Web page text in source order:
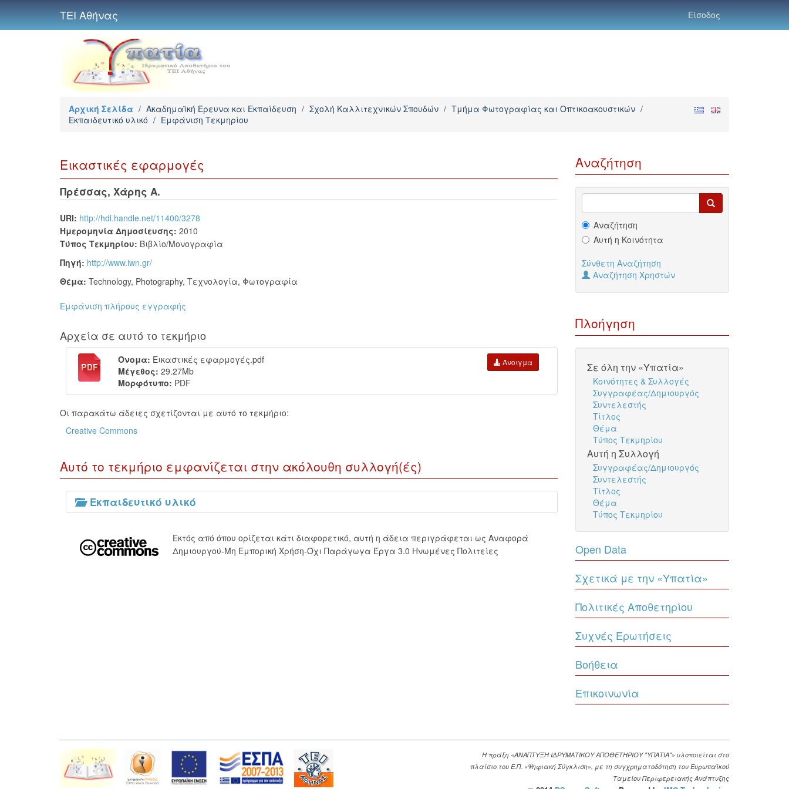
ΤΕΙ Αθήνας Είσοδος
Αρχική Σελίδα / Ακαδημαϊκή Έρευνα και Εκπαίδευση / Σχολή Καλλιτεχνικών Σπουδών / Τμήμα Φωτογραφίας και Οπτικοακουστικών /
Εκπαιδευτικό υλικό / Εμφάνιση Τεκμηρίου
Εικαστικές εφαρμογές
Πρέσσας, Χάρης Α.
URI: http://hdl.handle.net/11400/3278
Ημερομηνία Δημοσίευσης: 2010
Τύπος Τεκμηρίου: Βιβλίο/Μονογραφία
Πηγή: http://www.iwn.gr/
Θέμα: Technology, Photography, Τεχνολογία, Φωτογραφία
Εμφάνιση πλήρους εγγραφής
Αρχεία σε αυτό το τεκμήριο
Όνομα: Εικαστικές εφαρμογές.pdf
Μέγεθος: 29.27Mb
Μορφότυπο: PDF
Άνοιγμα
Οι παρακάτω άδειες σχετίζονται με αυτό το τεκμήριο:
Creative Commons
Αυτό το τεκμήριο εμφανίζεται στην ακόλουθη συλλογή(ές)
Εκπαιδευτικό υλικό
Εκτός από όπου ορίζεται κάτι διαφορετικό, αυτή η άδεια περιγράφεται ως Αναφορά
Δημιουργού-Μη Εμπορική Χρήση-Όχι Παράγωγα Έργα 3.0 Ηνωμένες Πολιτείες
Αναζήτηση
Αναζήτηση
Αυτή η Κοινότητα
Σύνθετη Αναζήτηση
Αναζήτηση Χρηστών
Πλοήγηση
Σε όλη την «Υπατία»
Κοινότητες & Συλλογές
Συγγραφέας/Δημιουργός
Συντελεστής
Τίτλος
Θέμα
Τύπος Τεκμηρίου
Αυτή η Συλλογή
Συγγραφέας/Δημιουργός
Συντελεστής
Τίτλος
Θέμα
Τύπος Τεκμηρίου
Open Data
Σχετικά με την «Υπατία»
Πολιτικές Αποθετηρίου
Συχνές Ερωτήσεις
Βοήθεια
Επικοινωνία
Η πράξη «ΑΝΑΠΤΥΞΗ ΙΔΡΥΜΑΤΙΚΟΥ ΑΠΟΘΕΤΗΡΙΟΥ "ΥΠΑΤΙΑ"» υλοποιείται στο
πλαίσιο του Ε.Π. «Ψηφιακή Σύγκλιση», με τη συγχρηματοδότηση του Ευρωπαϊκού
Ταμείου Περιφερειακής Ανάπτυξης